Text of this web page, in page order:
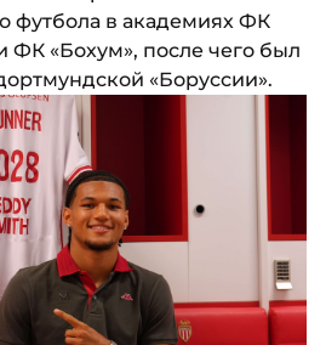
футбола в академиях ФК
ФК «Бохум», после чего был
«Боруссии».